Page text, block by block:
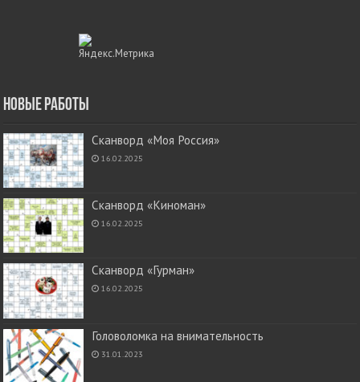
Новые работы
Сканворд «Моя Россия»
16.02.2025
Сканворд «Киноман»
16.02.2025
Сканворд «Гурман»
16.02.2025
Головоломка на внимательность
31.01.2023